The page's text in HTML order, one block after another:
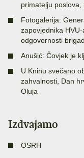
primatelju
Fotogalerija:
zapovjednika
odgovornosti
Anušić: Čovjek je
U Kninu svečano
zahvalnosti, Dan
Oluja
Izdvajamo
OSRH